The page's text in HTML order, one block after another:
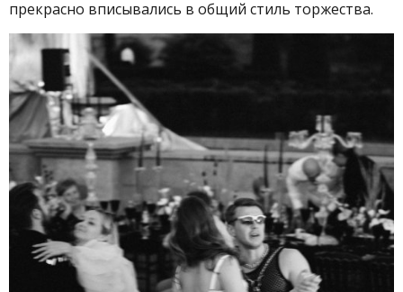
прекрасно вписывались в общий стиль торжества.